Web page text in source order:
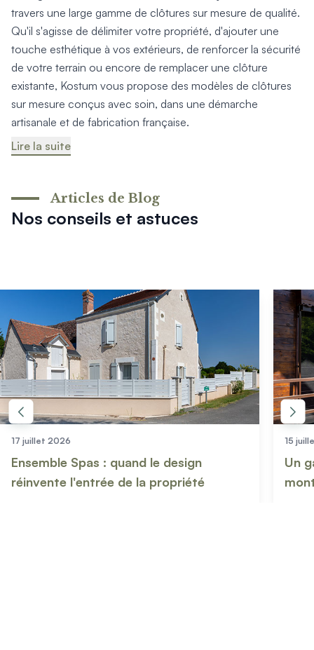
Produits > Options > Domotique
Produits > Options > Boite à colis
Produits > Options > Boites aux lettres/Totem
Produits > Options > Plaque et numéro d'entrée
Catalogues > Catalogue tous produits
Catalogues > Catalogue garde-corps
Catalogues > Catalogue pergolas / carports
Qui sommes-nous ? > La marque
Qui sommes-nous ? > RSE - Achat responsable
Entretien et garantie > Entretenir mon Kostum
Entretien et garantie > Réparer mon Kostum
Mon projet > Demande de reportage photo
Mon projet > FAQ
Accès Pro
travers une large gamme de clôtures sur mesure de qualité.
Qu'il s'agisse de délimiter votre propriété, d'ajouter une
touche esthétique à vos extérieurs, de renforcer la sécurité
de votre terrain ou encore de remplacer une clôture
existante, Kostum vous propose des modèles de clôtures
sur mesure conçus avec soin, dans une démarche
artisanale et de fabrication française.
Lire la suite
Nos conseils et astuces
Articles de Blog
design
Un garde-corps Kostum au
montagnes : l'harmonie